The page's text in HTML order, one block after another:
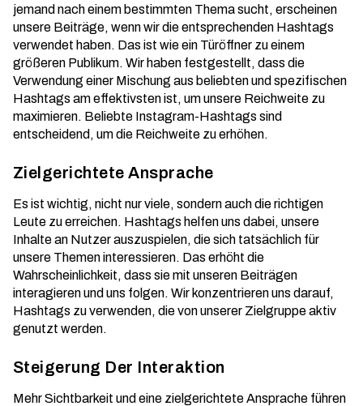
jemand nach einem bestimmten Thema sucht, erscheinen
unsere Beiträge, wenn wir die entsprechenden Hashtags
verwendet haben. Das ist wie ein Türöffner zu einem
größeren Publikum. Wir haben festgestellt, dass die
Verwendung einer Mischung aus beliebten und spezifischen
Hashtags am effektivsten ist, um unsere Reichweite zu
maximieren. Beliebte Instagram-Hashtags sind
entscheidend, um die Reichweite zu erhöhen.
Zielgerichtete Ansprache
Es ist wichtig, nicht nur viele, sondern auch die richtigen
Leute zu erreichen. Hashtags helfen uns dabei, unsere
Inhalte an Nutzer auszuspielen, die sich tatsächlich für
unsere Themen interessieren. Das erhöht die
Wahrscheinlichkeit, dass sie mit unseren Beiträgen
interagieren und uns folgen. Wir konzentrieren uns darauf,
Hashtags zu verwenden, die von unserer Zielgruppe aktiv
genutzt werden.
Steigerung Der Interaktion
Mehr Sichtbarkeit und eine zielgerichtete Ansprache führen